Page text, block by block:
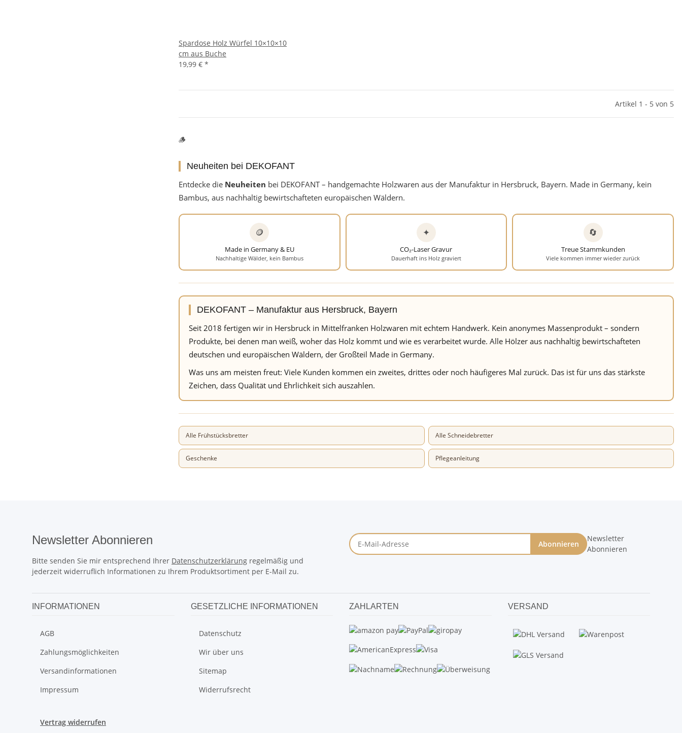
Spardose Holz Würfel 10×10×10
cm aus Buche
19,99 € *
Artikel 1 - 5 von 5
🪵
Neuheiten bei DEKOFANT
Entdecke die Neuheiten bei DEKOFANT – handgemachte Holzwaren aus der Manufaktur in Hersbruck, Bayern. Made in Germany, kein
Bambus, aus nachhaltig bewirtschafteten europäischen Wäldern.
🪙
Made in Germany & EU
Nachhaltige Wälder, kein Bambus
✦
CO₂-Laser Gravur
Dauerhaft ins Holz graviert
🔄
Treue Stammkunden
Viele kommen immer wieder zurück
DEKOFANT – Manufaktur aus Hersbruck, Bayern
Seit 2018 fertigen wir in Hersbruck in Mittelfranken Holzwaren mit echtem Handwerk. Kein anonymes Massenprodukt – sondern
Produkte, bei denen man weiß, woher das Holz kommt und wie es verarbeitet wurde. Alle Hölzer aus nachhaltig bewirtschafteten
deutschen und europäischen Wäldern, der Großteil Made in Germany.
Was uns am meisten freut: Viele Kunden kommen ein zweites, drittes oder noch häufigeres Mal zurück. Das ist für uns das stärkste
Zeichen, dass Qualität und Ehrlichkeit sich auszahlen.
Alle Frühstücksbretter Alle Schneidebretter
Geschenke Pflegeanleitung
Newsletter Abonnieren
Bitte senden Sie mir entsprechend Ihrer Datenschutzerklärung regelmäßig und
jederzeit widerruflich Informationen zu Ihrem Produktsortiment per E-Mail zu.
Abonnieren
Newsletter
Abonnieren
INFORMATIONEN
AGB
Zahlungsmöglichkeiten
Versandinformationen
Impressum
GESETZLICHE INFORMATIONEN
Datenschutz
Wir über uns
Sitemap
Widerrufsrecht
ZAHLARTEN VERSAND
Vertrag widerrufen